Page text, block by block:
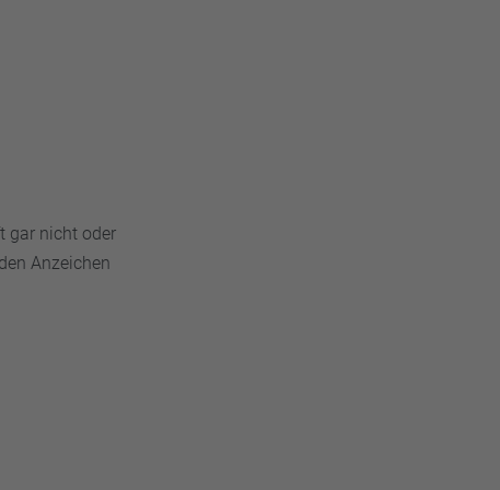
gar nicht oder
Anzeichen